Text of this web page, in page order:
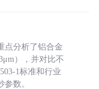
点分析了铝合金
），并对比不
1标准和行业
数。